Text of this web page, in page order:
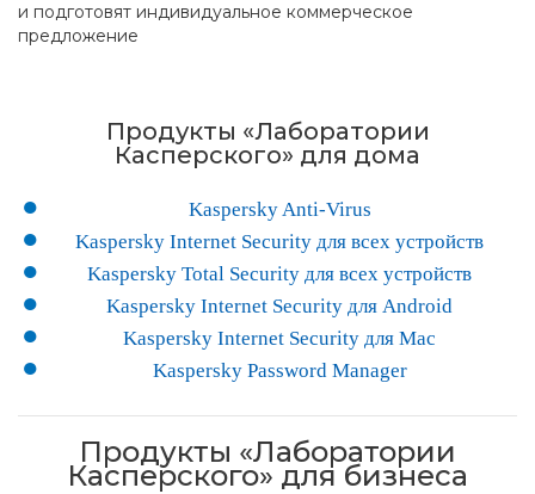
и подготовят индивидуальное коммерческое
предложение
Продукты «Лаборатории
Касперского» для дома
Kaspersky Anti-Virus
Kaspersky Internet Security для всех устройств
Kaspersky Total Security для всех устройств
Kaspersky Internet Security для Android
Kaspersky Internet Security для Mac
Kaspersky Password Manager
Продукты «Лаборатории
Касперского» для бизнеса